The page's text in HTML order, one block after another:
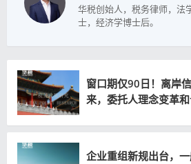
华税创始人，税务律师，法
士，经济学博士后。
窗口期仅90日！离岸
来，委托人理念变革
企业重组新规出台，